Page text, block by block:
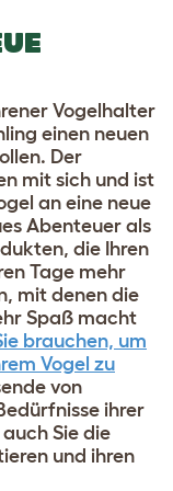
Vogelhalter
einen neuen
Der
mit sich und ist
an eine neue
Abenteuer als
die Ihren
Tage mehr
mit denen die
Spaß macht
brauchen, um
Vogel zu
von
ihrer
Sie die
und ihren